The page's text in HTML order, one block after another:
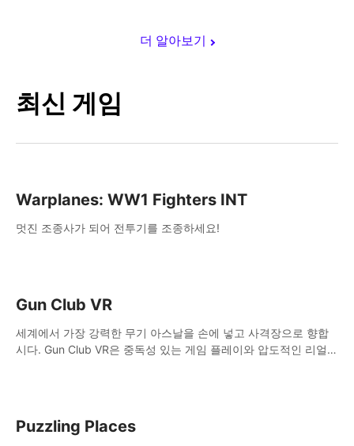
더 알아보기
최신 게임
Warplanes: WW1 Fighters INT
멋진 조종사가 되어 전투기를 조종하세요!
Gun Club VR
세계에서 가장 강력한 무기 아스날을 손에 넣고 사격장으로 향합
시다. Gun Club VR은 중독성 있는 게임 플레이와 압도적인 리얼리
Puzzling Places